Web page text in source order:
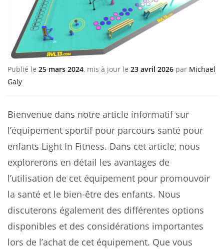
Publié le 25 mars 2024, mis à jour le 23 avril 2026 par Michaël
Galy
Bienvenue dans notre article informatif sur
l’équipement sportif pour parcours santé pour
enfants Light In Fitness. Dans cet article, nous
explorerons en détail les avantages de
l’utilisation de cet équipement pour promouvoir
la santé et le bien-être des enfants. Nous
discuterons également des différentes options
disponibles et des considérations importantes
lors de l’achat de cet équipement. Que vous